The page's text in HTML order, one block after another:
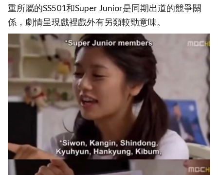
重所屬的SS501和Super Junior是同期出道的競爭關
係，劇情呈現戲裡戲外有另類較勁意味。